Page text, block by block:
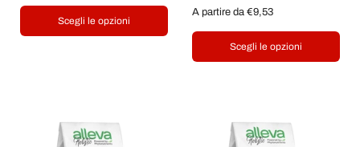
Scegli le opzioni
A partire da €9,53
Scegli le opzioni